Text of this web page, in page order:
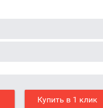
Купить в 1 клик